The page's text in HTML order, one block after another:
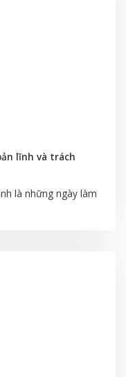
lĩnh và trách
là những ngày làm